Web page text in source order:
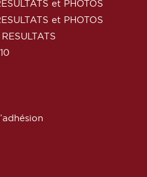
et PHOTOS
et PHOTOS